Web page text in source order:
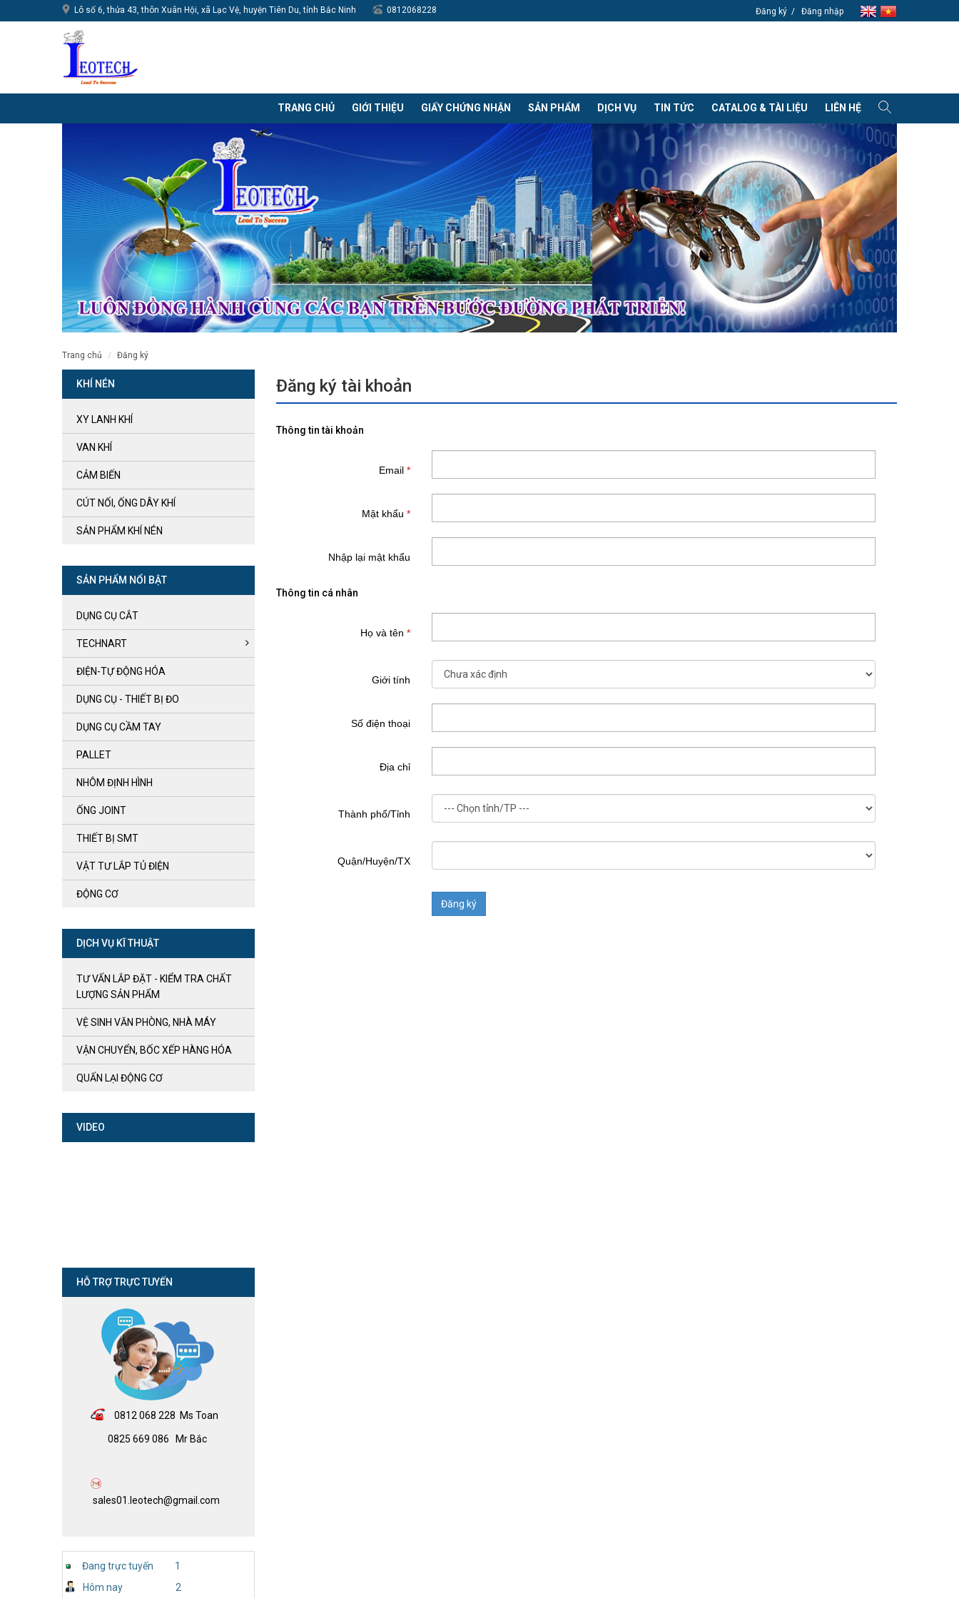
Lô số 6, thửa 43, thôn Xuân Hội, xã Lạc Vệ, huyện Tiên Du, tỉnh Bắc Ninh 0812068228 Đăng ký Đăng nhập
TRANG CHỦ GIỚI THIỆU GIẤY CHỨNG NHẬN SẢN PHẨM DỊCH VỤ TIN TỨC CATALOG & TÀI LIỆU LIÊN HỆ
trang chủ đăng ký
KHÍ NÉN
XY LANH KHÍ
VAN KHÍ
CẢM BIẾN
CÚT NỐI, ỐNG DÂY KHÍ
SẢN PHẨM KHÍ NÉN
SẢN PHẨM NỔI BẬT
DỤNG CỤ CẮT
TECHNART
ĐIỆN-TỰ ĐỘNG HÓA
DỤNG CỤ - THIẾT BỊ ĐO
DỤNG CỤ CẦM TAY
PALLET
NHÔM ĐỊNH HÌNH
ỐNG JOINT
THIẾT BỊ SMT
VẬT TƯ LẮP TỦ ĐIỆN
ĐỘNG CƠ
DỊCH VỤ KĨ THUẬT
TƯ VẤN LẮP ĐẶT - KIỂM TRA CHẤT
LƯỢNG SẢN PHẨM
VỆ SINH VĂN PHÒNG, NHÀ MÁY
VẬN CHUYỂN, BỐC XẾP HÀNG HÓA
QUẤN LẠI ĐỘNG CƠ
VIDEO
HỖ TRỢ TRỰC TUYẾN
0812 068 228 Ms Toan
0825 669 086 Mr Bắc
sales01.leotech@gmail.com
Đang trực tuyến
1
Hôm nay
2
Đăng ký tài khoản
Thông tin tài khoản
Email *
Mật khẩu *
Nhập lại mật khẩu
Thông tin cá nhân
Họ và tên *
Giới tính
Số điện thoại
Địa chỉ
Thành phố/Tỉnh
Quận/Huyện/TX